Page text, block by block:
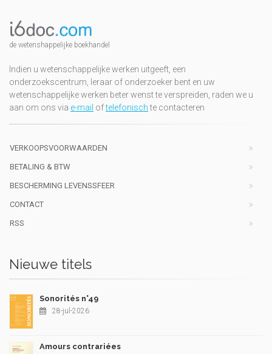
de wetenshappelijke boekhandel
Indien u wetenschappelijke werken uitgeeft, een
onderzoekscentrum, leraar of onderzoeker bent en uw
wetenschappelijke werken beter wenst te verspreiden, raden we u
aan om ons via e-mail oftelefonischte contacteren
VERKOOPSVOORWAARDEN
BETALING & BTW
BESCHERMING LEVENSSFEER
CONTACT
RSS
Nieuwe titels
Sonorités n°49
28-jul-2026
Amours contrariées